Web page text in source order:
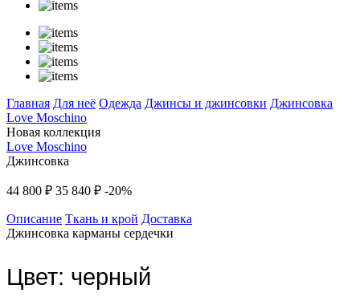
Главная Для неё Одежда Джинсы и джинсовки Джинсовка
Love Moschino
Новая коллекция
Love Moschino
Джинсовка
44 800 ₽ 35 840 ₽ -20%
Описание Ткань и крой Доставка
Джинсовка карманы сердечки
Цвет: черный